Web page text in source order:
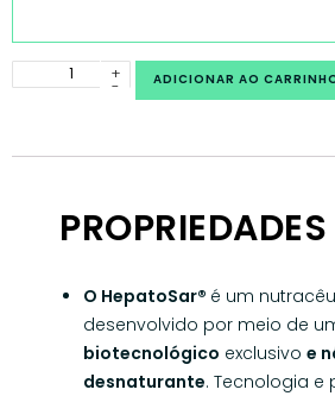
+
- ADICIONAR AO
PROPRIEDADES
O HepatoSar® é um
desenvolvido por meio de
biotecnológico exclusivo e
desnaturante. Tecnologia e